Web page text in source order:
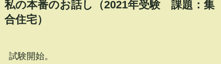
私の本番のお話し（2021年受験 課題：集
合住宅）
試験開始。